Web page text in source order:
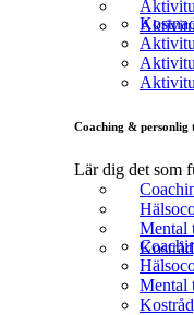
Coaching & personlig
Lär dig det som
Mental
Mental